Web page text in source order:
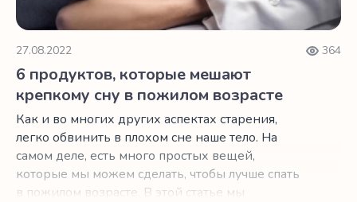
27.08.2022 364
6 продуктов, которые мешают
крепкому сну в пожилом возрасте
Как и во многих других аспектах старения,
легко обвинить в плохом сне наше тело. На
самом деле, есть много простых вещей,
которые мы можем сделать, чтобы лучше спать
в пожилом возрасте. В этой статье мы